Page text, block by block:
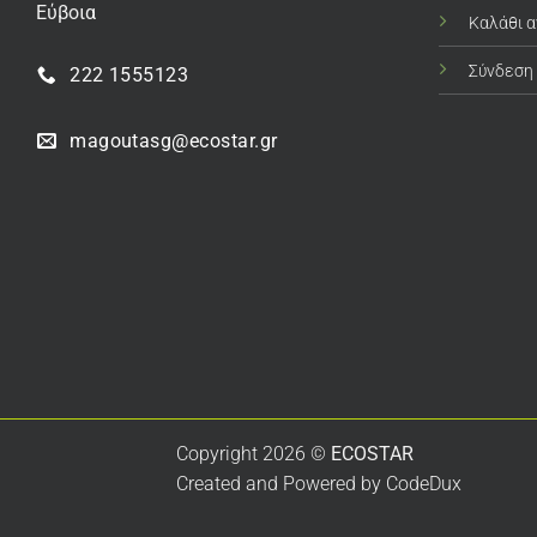
Εύβοια
222 1555123
magoutasg@ecostar.gr
Καλάθι
Σύνδεση
Copyright 2026 © ECOSTAR
Created and Powered by CodeDux